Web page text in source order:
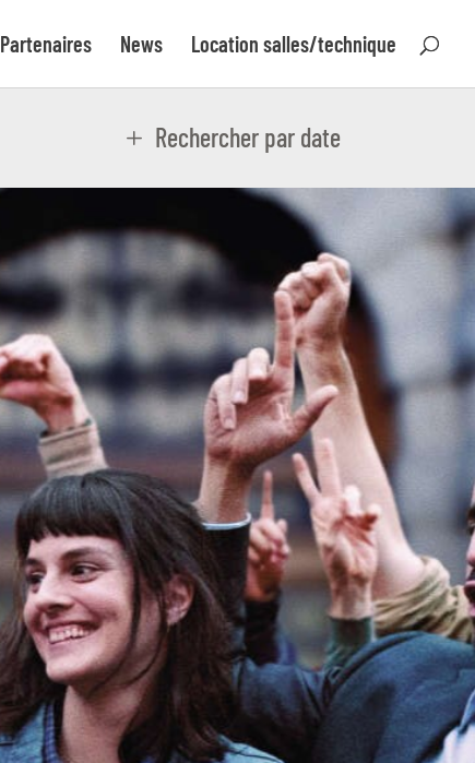
Partenaires News Location salles/technique
Rechercher par date